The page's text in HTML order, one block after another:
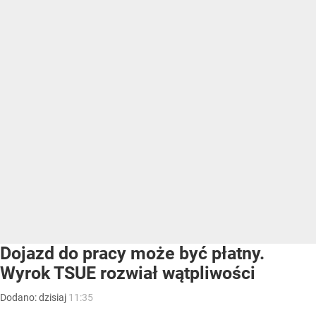
Dojazd do pracy może być płatny.
Wyrok TSUE rozwiał wątpliwości
Dodano:dzisiaj 11:35